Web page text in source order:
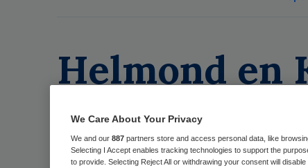
Helmond en
starten
ouderen
We Care About Your Privacy
We and our 887 partners store and access personal data, like
Selecting I Accept enables tracking technologies to support the
to provide. Selecting Reject All or withdrawing your consent will